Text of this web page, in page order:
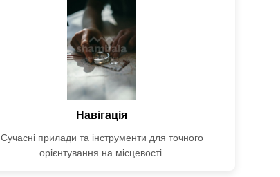
Навігація
Сучасні прилади та інструменти для точного
орієнтування на місцевості.